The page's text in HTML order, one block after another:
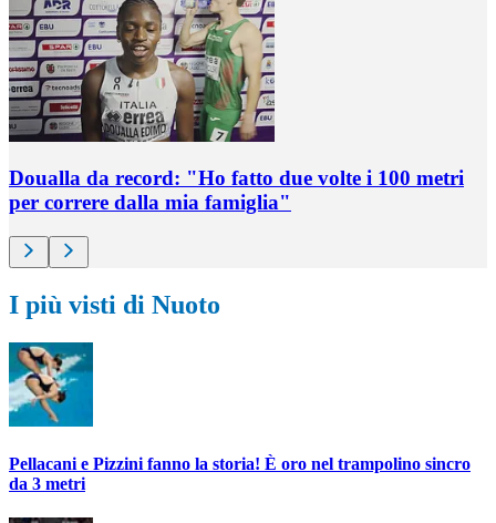
Doualla da record: "Ho fatto due volte i 100 metri
per correre dalla mia famiglia"
I più visti di Nuoto
Pellacani e Pizzini fanno la storia! È oro nel trampolino sincro
da 3 metri